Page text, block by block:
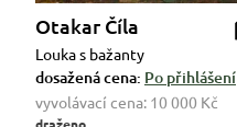
Otakar Číla
Louka s bažanty
dosažená cena: Po přihlášení
vyvolávací cena: 10 000 Kč